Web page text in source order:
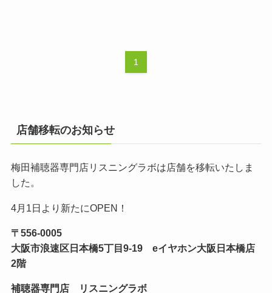
1
店舗移転のお知らせ
梅田補聴器専門店リスニングラボは店舗を移転いたしま
した。
4月1日より新たにOPEN！
〒556-0005
大阪市浪速区日本橋5丁目9-19 eイヤホン大阪日本橋店
2階
補聴器専門店 リスニングラボ